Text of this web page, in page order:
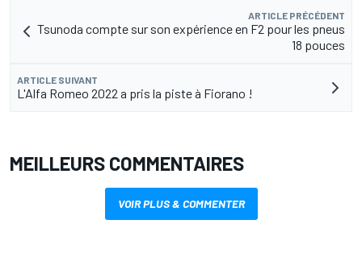
ARTICLE PRÉCÉDENT
Tsunoda compte sur son expérience en F2 pour les pneus
18 pouces
ARTICLE SUIVANT
L'Alfa Romeo 2022 a pris la piste à Fiorano !
MEILLEURS COMMENTAIRES
VOIR PLUS & COMMENTER